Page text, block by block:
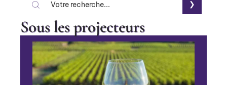
Sous les projecteurs